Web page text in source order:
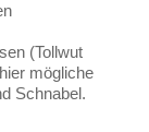
(Tollwut
mögliche
Schnabel.